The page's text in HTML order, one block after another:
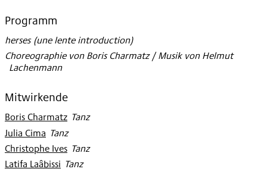
Programm
herses (une lente introduction)
Choreographie von Boris Charmatz / Musik von Helmut
Lachenmann
Mitwirkende
Boris Charmatz
: Tanz
Julia Cima: Tanz
Christophe Ives
: Tanz
Latifa Laâbissi: Tanz